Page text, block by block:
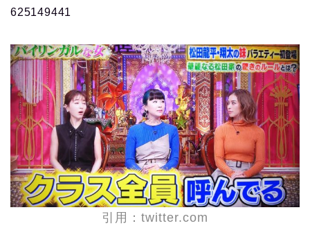
625149441
引用：twitter.com